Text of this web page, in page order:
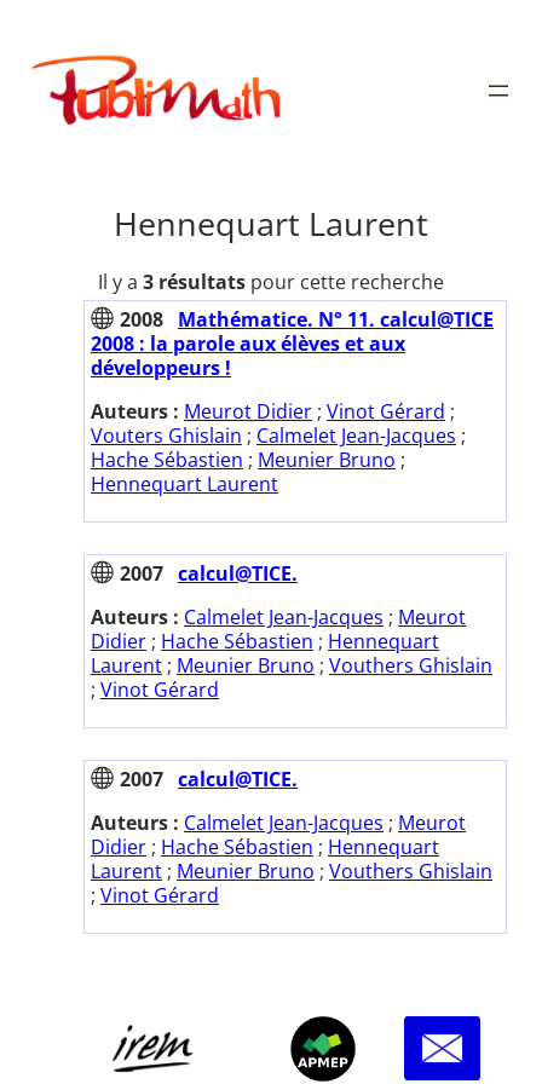
contenu
Publimath
Hennequart Laurent
Il y a 3 résultats pour cette recherche
2008 Mathématice. N° 11. calcul@TICE
2008 : la parole aux élèves et aux
développeurs !
Auteurs : Meurot Didier ; Vinot Gérard ;
Vouters Ghislain ; Calmelet Jean-Jacques ;
Hache Sébastien ; Meunier Bruno ;
Hennequart Laurent
2007 calcul@TICE.
Auteurs : Calmelet Jean-Jacques ; Meurot
Didier ; Hache Sébastien ; Hennequart
Laurent ; Meunier Bruno ; Vouthers Ghislain
; Vinot Gérard
2007 calcul@TICE.
Auteurs : Calmelet Jean-Jacques ; Meurot
Didier ; Hache Sébastien ; Hennequart
Laurent ; Meunier Bruno ; Vouthers Ghislain
; Vinot Gérard